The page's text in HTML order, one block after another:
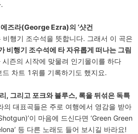
.
즈라(George Ezra)의 ‘샷건
비행기 조수석을 뜻합니다. 그래서 이 곡은
비행기 조수석에 타 자유롭게 떠나는 그림
시즌의 시작에 맞물려 인기몰이를 하다
드 차트 1 위를 기록하기도 했지요.
, 그리고 포크와 블루스, 록을 뒤섞은 독특
의 대표곡들은 주로 여행에서 영감을 받아
이 마음에 드신다면 ‘Green Green
등 다른 노래도 들어 보시길 바라요!